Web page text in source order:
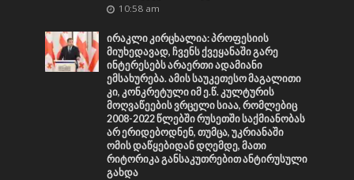
10:58 am
ირაკლი კირცხალია: პროფესიის
მიუხედავად, ჩვენს ქვეყანაში გარე
ინტერესებს არაერთი ადამიანი
ემსახურება. ამის საუკეთესო მაგალითი
კი, კონკრეტული იმ ე.წ. კულტურის
მოღვაწეების ვრცელი სიაა, რომლებიც
2008-2022 წლებში რუსეთში საქმიანობას
არ ერიდებოდნენ, თუმცა, უკრიანაში
ომის დაწყებიდან დღემდე, მათი
რიტორიკა განსაკუთრებით ანტირუსული
გახდა